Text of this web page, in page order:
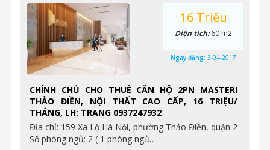
CHÍNH CHỦ CHO THUÊ CĂN HỘ 2PN MASTERI
THẢO ĐIỀN, NỘI THẤT CAO CẤP, 16 TRIỆU/
THÁNG, LH: TRANG 0937247932
Địa chỉ: 159 Xa Lộ Hà Nội, phường Thảo Điền, quận 2
Số phòng ngủ: 2 ( 1 phòng ngủ…
16 Triệu
Diện tích:60 m2
Ngày đăng: 3-04-2017